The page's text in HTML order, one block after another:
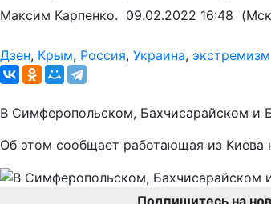
Максим Карпенко. 09.02.2022 16:48
Дзен, Крым, Россия, Украина, экстремизм
В Симферопольском, Бахчисарайском и
Об этом сообщает работающая из Киева